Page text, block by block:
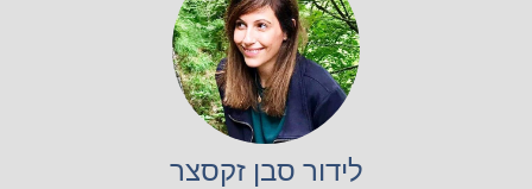
לידור סבן זקסצר